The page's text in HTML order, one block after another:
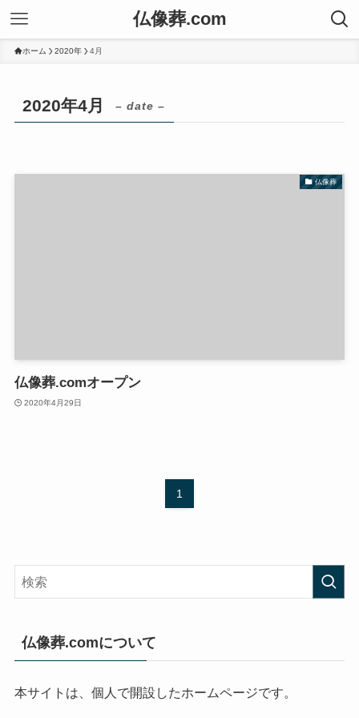
仏像葬.com
ホーム 2020年 4月
2020年4月 – date –
仏像葬
仏像葬.comオープン
2020年4月29日
1
仏像葬.comについて
本サイトは、個人で開設したホームページです。